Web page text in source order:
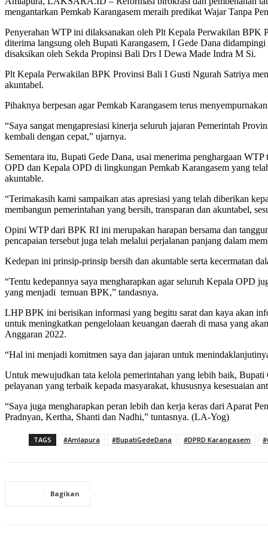
mengantarkan Pemkab Karangasem meraih predikat Wajar Tanpa
Penyerahan WTP ini dilaksanakan oleh Plt Kepala Perwakilan
diterima langsung oleh Bupati Karangasem, I Gede Dana
disaksikan oleh Sekda Propinsi Bali Drs I Dewa Made Indra M Si.
Plt Kepala Perwakilan BPK Provinsi Bali I Gusti Ngurah Satriya
akuntabel.
Pihaknya berpesan agar Pemkab Karangasem terus
“Saya sangat mengapresiasi kinerja seluruh jajaran Pemerintah
kembali dengan cepat,” ujarnya.
Sementara itu, Bupati Gede Dana, usai menerima penghargaan
OPD dan Kepala OPD di lingkungan Pemkab Karangasem yang
akuntable.
“Terimakasih kami sampaikan atas apresiasi yang telah diberikan
membangun pemerintahan yang bersih, transparan dan akuntabel,
Opini WTP dari BPK RI ini merupakan harapan bersama dan
pencapaian tersebut juga telah melalui perjalanan panjang dalam
Kedepan ini prinsip-prinsip bersih dan akuntable serta kecermatan
“Tentu kedepannya saya mengharapkan agar seluruh Kepala OPD
yang menjadi temuan BPK,” tandasnya.
LHP BPK ini berisikan informasi yang begitu sarat dan kaya akan
untuk meningkatkan pengelolaan keuangan daerah di masa yang
Anggaran 2022.
“Hal ini menjadi komitmen saya dan jajaran untuk
Untuk mewujudkan tata kelola pemerintahan yang lebih baik, Bupati
pelayanan yang terbaik kepada masyarakat, khususnya kesesuaian
“Saya juga mengharapkan peran lebih dan kerja keras dari Aparat
Pradnyan, Kertha, Shanti dan Nadhi,” tuntasnya. (LA-Yog)
TAGS #Amlapura #BupatiGedeDana #DPRD Karangasem
Bagikan